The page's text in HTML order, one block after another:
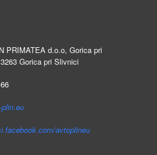
PRIMATEA d.o.o, Gorica pri
Gorica pri Slivnici
avtoplineu